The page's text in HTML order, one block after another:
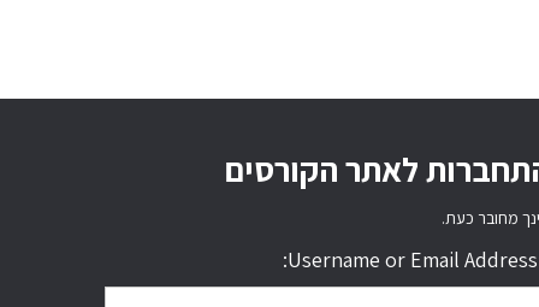
לאתר הקורסים
מחובר כעת.
Username or Email Address: